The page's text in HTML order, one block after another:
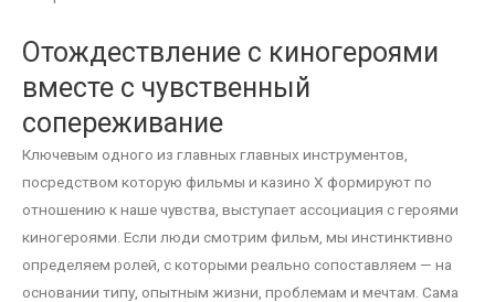
Отождествление с киногероями
вместе с чувственный
сопереживание
Ключевым одного из главных главных инструментов,
посредством которую фильмы и казино Х формируют по
отношению к наше чувства, выступает ассоциация с героями
киногероями. Если люди смотрим фильм, мы инстинктивно
определяем ролей, с которыми реально сопоставляем — на
основании типу, опытным жизни, проблемам и мечтам. Сама